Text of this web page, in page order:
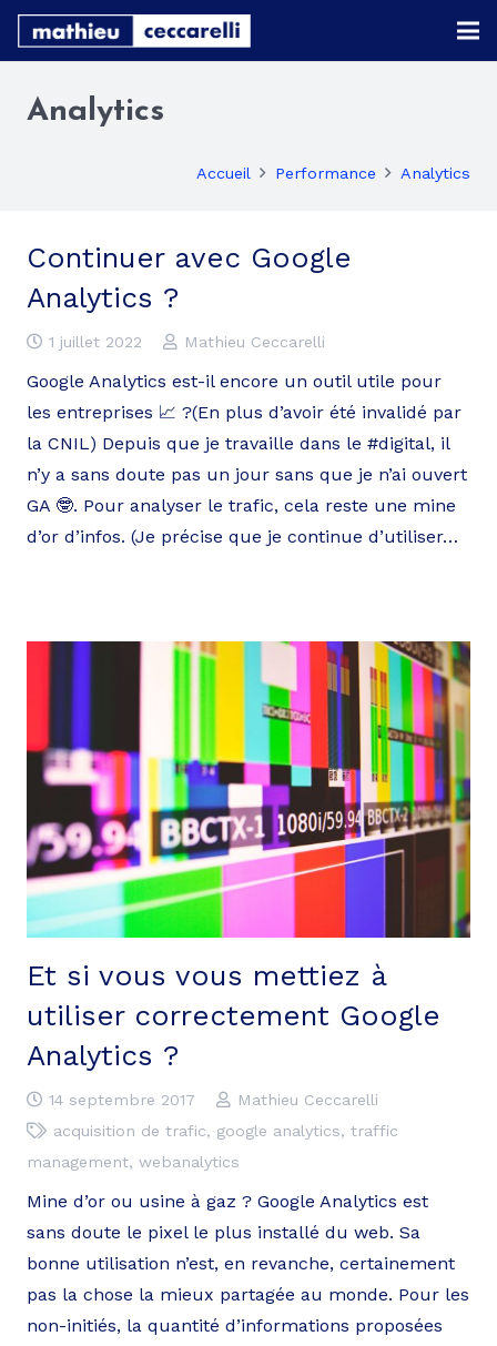
Analytics
Accueil Performance Analytics
Continuer avec Google
Analytics ?
1 juillet 2022 Mathieu Ceccarelli
Google Analytics est-il encore un outil utile pour
les entreprises 📈 ?(En plus d’avoir été invalidé par
la CNIL) Depuis que je travaille dans le #digital, il
n’y a sans doute pas un jour sans que je n’ai ouvert
GA 🤓. Pour analyser le trafic, cela reste une mine
d’or d’infos. (Je précise que je continue d’utiliser…
Et si vous vous mettiez à
utiliser correctement Google
Analytics ?
14 septembre 2017
Mathieu Ceccarelli
acquisition de trafic, google analytics, traffic
management, webanalytics
Mine d’or ou usine à gaz ? Google Analytics est
sans doute le pixel le plus installé du web. Sa
bonne utilisation n’est, en revanche, certainement
pas la chose la mieux partagée au monde. Pour les
non-initiés, la quantité d’informations proposées